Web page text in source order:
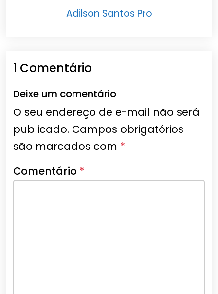
Adilson Santos Pro
1 Comentário
Deixe um comentário
O seu endereço de e-mail não será
publicado. Campos obrigatórios
são marcados com *
Comentário *